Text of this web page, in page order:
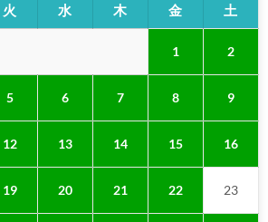
火 水 木 金 土
1 2
5 6 7 8 9
12 13 14 15 16
19 20 21 22 23